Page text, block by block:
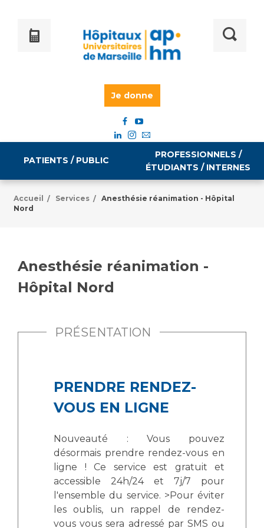
Je donne
PATIENTS / PUBLIC
Tarifs
Vous accompagnez, vous rendez visite à un patient
Vous allez être hospitalisé(e)
à réaliser
Infos COVID-19
Vivre ensemble à l'hôpital
Culture à l'hôpital
Laïcité et cultes
Les associations
Livret d'accueil
PROFESSIONNELS /
ÉTUDIANTS / INTERNES
Emploi / formation
Emplois paramédicaux
Emplois médicaux
Emplois divers
Emplois socio-éducatifs
Stages paramédicaux
Chercheurs
La recherche clinique à l'AP-HM
Accueil / Services /
Anesthésie réanimation - Hôpital
Nord
Anesthésie réanimation -
Hôpital Nord
PRÉSENTATION
PRENDRE RENDEZ-
VOUS EN LIGNE
Nouveauté : Vous pouvez
désormais prendre rendez-vous en
ligne ! Ce service est gratuit et
accessible 24h/24 et 7j/7 pour
l'ensemble du service. >Pour éviter
les oublis, un rappel de rendez-
vous vous sera adressé par SMS ou